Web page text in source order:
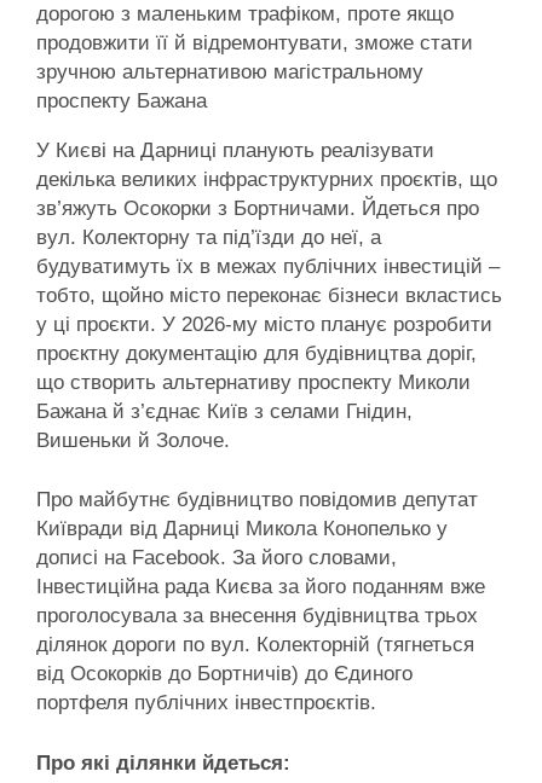
дорогою з маленьким трафіком, проте якщо
продовжити її й відремонтувати, зможе стати
зручною альтернативою магістральному
проспекту Бажана
У Києві на Дарниці планують реалізувати
декілька великих інфраструктурних проєктів, що
зв’яжуть Осокорки з Бортничами. Йдеться про
вул. Колекторну та під’їзди до неї, а
будуватимуть їх в межах публічних інвестицій –
тобто, щойно місто переконає бізнеси вкластись
у ці проєкти. У 2026-му місто планує розробити
проєктну документацію для будівництва доріг,
що створить альтернативу проспекту Миколи
Бажана й з’єднає Київ з селами Гнідин,
Вишеньки й Золоче.
Про майбутнє будівництво повідомив депутат
Київради від Дарниці Микола Конопелько у
дописі на Facebook. За його словами,
Інвестиційна рада Києва за його поданням вже
проголосувала за внесення будівництва трьох
ділянок дороги по вул. Колекторній (тягнеться
від Осокорків до Бортничів) до Єдиного
портфеля публічних інвестпроєктів.
Про які ділянки йдеться: